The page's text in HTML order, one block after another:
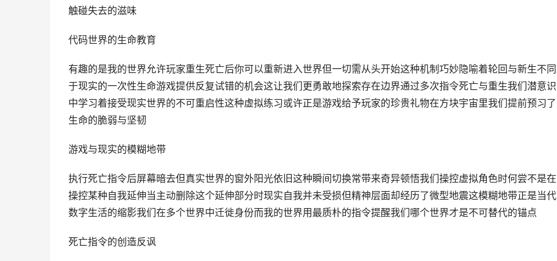
触碰失去的滋味
代码世界的生命教育
有趣的是我的世界允许玩家重生死亡后你可以重新进入世界但一切需从头开始这种机制巧妙隐喻着轮回与新生不同
于现实的一次性生命游戏提供反复试错的机会这让我们更勇敢地探索存在边界通过多次指令死亡与重生我们潜意识
中学习着接受现实世界的不可重启性这种虚拟练习或许正是游戏给予玩家的珍贵礼物在方块宇宙里我们提前预习了
生命的脆弱与坚韧
游戏与现实的模糊地带
执行死亡指令后屏幕暗去但真实世界的窗外阳光依旧这种瞬间切换常带来奇异顿悟我们操控虚拟角色时何尝不是在
操控某种自我延伸当主动删除这个延伸部分时现实自我并未受损但精神层面却经历了微型地震这模糊地带正是当代
数字生活的缩影我们在多个世界中迁徙身份而我的世界用最质朴的指令提醒我们哪个世界才是不可替代的锚点
死亡指令的创造反讽